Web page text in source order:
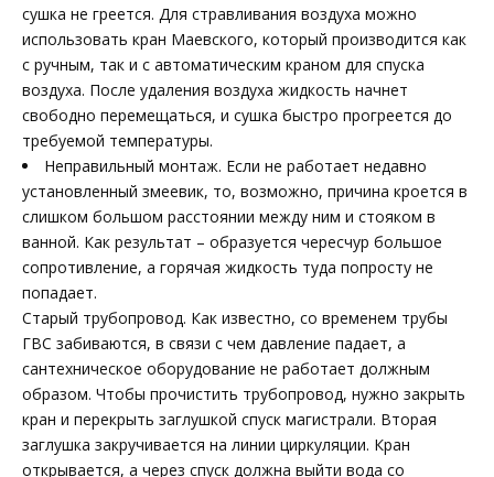
сушка не греется. Для стравливания воздуха можно
использовать кран Маевского, который производится как
с ручным, так и с автоматическим краном для спуска
воздуха. После удаления воздуха жидкость начнет
свободно перемещаться, и сушка быстро прогреется до
требуемой температуры.
Неправильный монтаж. Если не работает недавно
установленный змеевик, то, возможно, причина кроется в
слишком большом расстоянии между ним и стояком в
ванной. Как результат – образуется чересчур большое
сопротивление, а горячая жидкость туда попросту не
попадает.
Старый трубопровод. Как известно, со временем трубы
ГВС забиваются, в связи с чем давление падает, а
сантехническое оборудование не работает должным
образом. Чтобы прочистить трубопровод, нужно закрыть
кран и перекрыть заглушкой спуск магистрали. Вторая
заглушка закручивается на линии циркуляции. Кран
открывается, а через спуск должна выйти вода со